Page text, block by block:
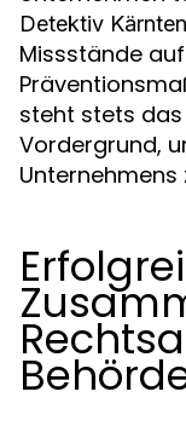
Detektiv Kärnten
Missstände
steht stets
Vordergrund,
Unternehmens